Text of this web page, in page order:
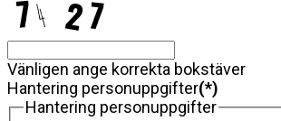
Vänligen ange korrekta bokstäver
Hantering personuppgifter(*)
Hantering personuppgifter